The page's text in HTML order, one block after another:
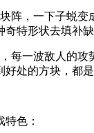
阵，一下子蜕变
特形状去填补缺
每一波敌人的攻
处的方块，都
色：